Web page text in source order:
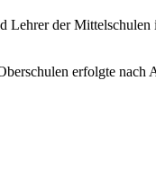
der
erfolgte